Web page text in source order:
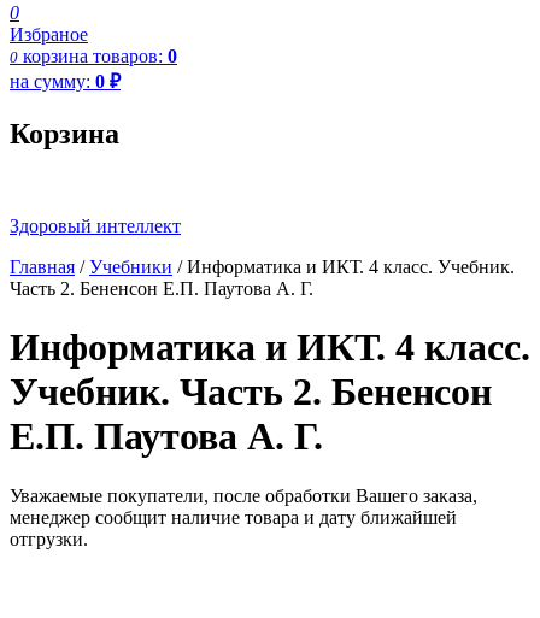
0
Избраное
0 корзина товаров: 0
на сумму: 0 ₽
Корзина
Здоровый интеллект
Главная /Учебники / Информатика и ИКТ. 4 класс. Учебник.
Часть 2. Бененсон Е.П. Паутова А. Г.
Информатика и ИКТ. 4 класс.
Учебник. Часть 2. Бененсон
Е.П. Паутова А. Г.
Уважаемые покупатели, после обработки Вашего заказа,
менеджер сообщит наличие товара и дату ближайшей
отгрузки.